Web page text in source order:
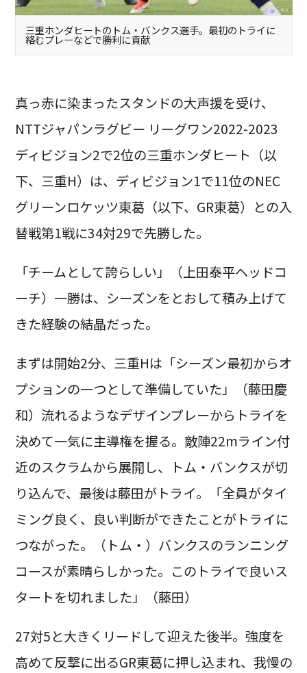
三重ホンダヒートのトム・バンクス選手。最初のトライに
絡むプレーなどで勝利に貢献
真っ赤に染まったスタンドの大声援を受け、
NTTジャパンラグビー リーグワン2022-2023
ディビジョン2で2位の三重ホンダヒート（以
下、三重H）は、ディビジョン1で11位のNEC
グリーンロケッツ東葛（以下、GR東葛）との入
替戦第1戦に34対29で先勝した。
「チームとして誇らしい」（上田泰平ヘッドコ
ーチ）一勝は、シーズンをとおして積み上げて
きた経験の結晶だった。
まずは開始2分、三重Hは「シーズン最初からオ
プションの一つとして準備していた」（藤田慶
和）流れるようなデザインプレーからトライを
決めて一気に主導権を握る。敵陣22mライン付
近のスクラムから展開し、トム・バンクスが切
り込んで、最後は藤田がトライ。「全員がタイ
ミング良く、良い判断ができたことがトライに
つながった。（トム・）バンクスのランニング
コースが素晴らしかった。このトライで良いス
タートを切れました」（藤田）
27対5と大きくリードして迎えた後半。強度を
高めて反撃に出るGR東葛に押し込まれ、我慢の